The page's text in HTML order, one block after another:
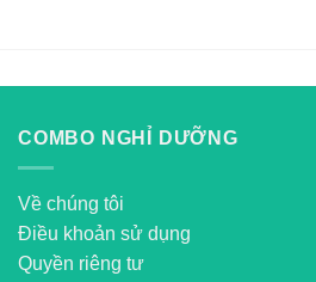
COMBO NGHỈ DƯỠNG
Về chúng tôi
Điều khoản sử dụng
Quyền riêng tư